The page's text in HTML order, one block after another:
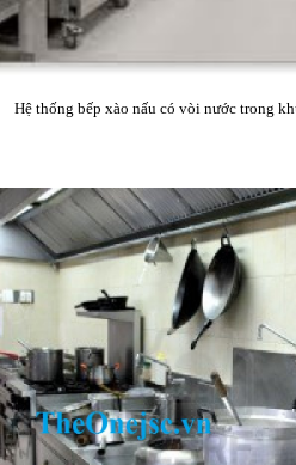
Hệ thống bếp xào nấu có vòi nước trong